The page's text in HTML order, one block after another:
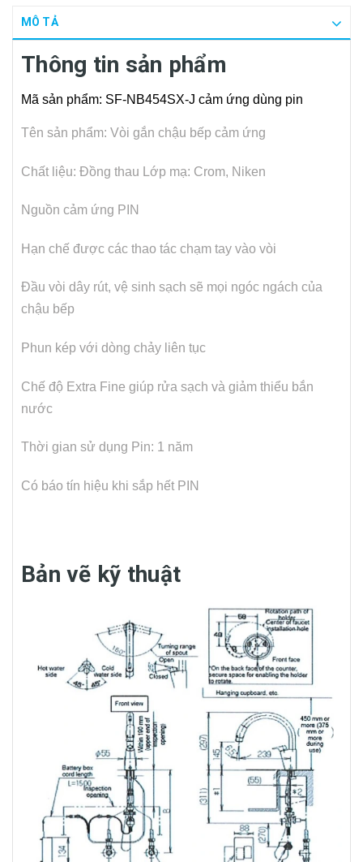
MÔ TẢ
Thông tin sản phẩm
Mã sản phẩm: SF-NB454SX-J cảm ứng dùng pin
Tên sản phẩm: Vòi gắn chậu bếp cảm ứng
Chất liệu: Đồng thau Lớp mạ: Crom, Niken
Nguồn cảm ứng PIN
Hạn chế được các thao tác chạm tay vào vòi
Đầu vòi dây rút, vệ sinh sạch sẽ mọi ngóc ngách của
chậu bếp
Phun kép với dòng chảy liên tục
Chế độ Extra Fine giúp rửa sạch và giảm thiểu bắn
nước
Thời gian sử dụng Pin: 1 năm
Có báo tín hiệu khi sắp hết PIN
Bản vẽ kỹ thuật